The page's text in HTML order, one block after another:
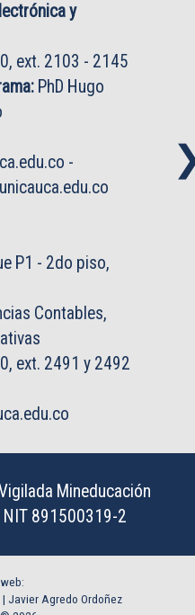
y
ext. 2103 - 2145
PhD Hugo
-
P1 - 2do piso,
Contables,
ext. 2491 y 2492
Mineducación
NIT 891500319-2
Javier Agredo Ordoñez